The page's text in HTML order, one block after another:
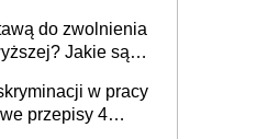
do zwolnienia
Jakie są
w pracy
przepisy 4